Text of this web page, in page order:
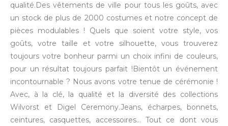
qualité.Des vêtements de ville pour tous les goûts, avec
un stock de plus de 2000 costumes et notre concept de
pièces modulables ! Quels que soient votre style, vos
goûts, votre taille et votre silhouette, vous trouverez
toujours votre bonheur parmi un choix infini de couleurs,
pour un résultat toujours parfait !Bientôt un événement
incontournable ? Nous avons votre tenue de cérémonie !
Avec, à la clé, la qualité et la diversité des collections
Wilvorst et Digel Ceremony.Jeans, écharpes, bonnets,
ceintures, casquettes, accessoires… Tout ce dont vous